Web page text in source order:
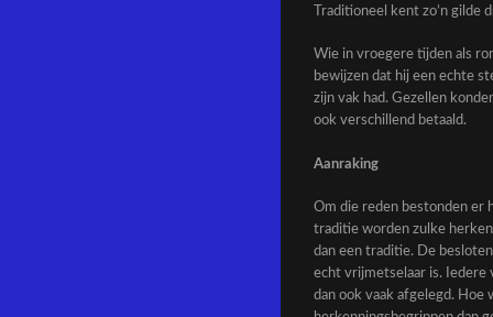
Traditioneel kent zo’n gilde
Wie in vroegere tijden als
bewijzen dat hij een echte
zijn vak had. Gezellen
ook verschillend betaald.
Aanraking
Om die reden bestonden er
traditie worden zulke
dan een traditie. De
echt vrijmetselaar is. Iedere
dan ook vaak afgelegd.